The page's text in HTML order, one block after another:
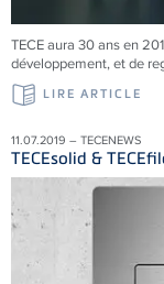
TECE aura 30 ans en
développement, et de
LIRE ARTICLE
11.07.2019 – TECENEWS
TECEsolid &